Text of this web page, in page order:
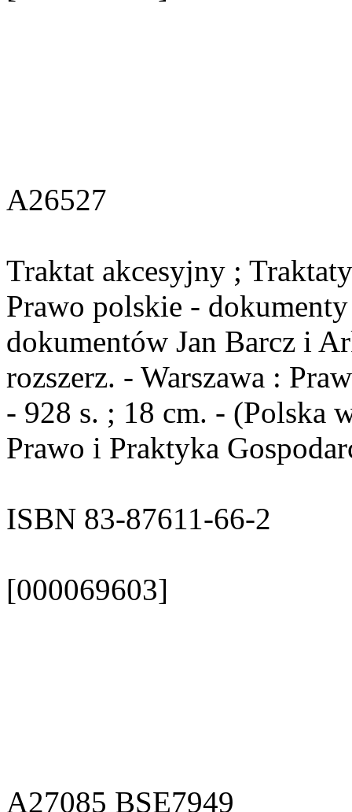
A26527
Traktat akcesyjny ;
Prawo polskie -
dokumentów Jan Barcz i
rozszerz. - Warszawa :
- 928 s. ; 18 cm. - (Polska
Prawo i Praktyka
ISBN 83-87611-66-2
[000069603]
A27085 BSE7949